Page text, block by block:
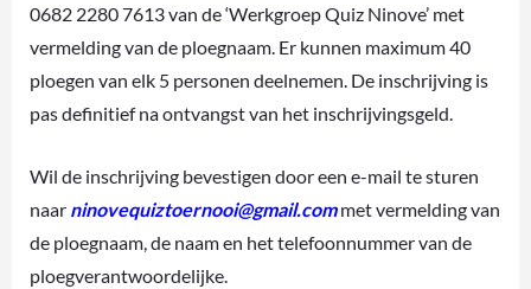
0682 2280 7613 van de ‘Werkgroep Quiz Ninove’ met
vermelding van de ploegnaam. Er kunnen maximum 40
ploegen van elk 5 personen deelnemen. De inschrijving is
pas definitief na ontvangst van het inschrijvingsgeld.
Wil de inschrijving bevestigen door een e-mail te sturen
naar ninovequiztoernooi@gmail.com met vermelding van
de ploegnaam, de naam en het telefoonnummer van de
ploegverantwoordelijke.